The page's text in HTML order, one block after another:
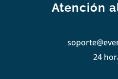
Atención
24